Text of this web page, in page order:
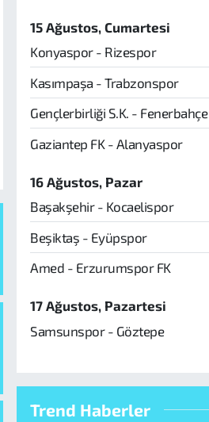
15 Ağustos, Cumartesi
Konyaspor - Rizespor
Kasımpaşa - Trabzonspor
Gençlerbirliği S.K. - Fenerbahçe
Gaziantep FK - Alanyaspor
16 Ağustos, Pazar
Başakşehir - Kocaelispor
Beşiktaş - Eyüpspor
Amed - Erzurumspor FK
17 Ağustos, Pazartesi
Samsunspor - Göztepe
Trend Haberler